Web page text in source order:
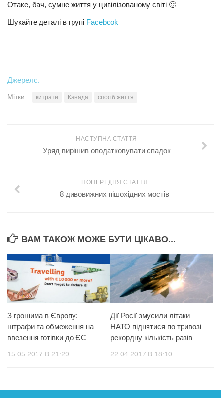
Отаке, бач, сумне життя у цивілізованому світі 🙂
Шукайте деталі в групі Facebook
Джерело.
Мітки: витрати Канада спосіб життя
НАСТУПНА СТАТТЯ
Уряд вирішив оподатковувати спадок
ПОПЕРЕДНЯ СТАТТЯ
8 дивовижних пішохідних мостів
ВАМ ТАКОЖ МОЖЕ БУТИ ЦІКАВО...
З грошима в Європу:
штрафи та обмеження на
ввезення готівки до ЄС
15.05.2017 В 21:29
Дії Росії змусили літаки
НАТО піднятися по тривозі
рекордну кількість разів
22.04.2017 В 18:10